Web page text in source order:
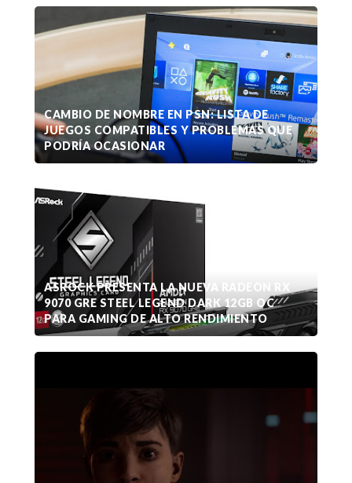
CAMBIO DE NOMBRE EN PSN: LISTA DE
JUEGOS COMPATIBLES Y PROBLEMAS QUE
PODRÍA OCASIONAR
ASROCK PRESENTA LA NUEVA RADEON RX
9070 GRE STEEL LEGEND DARK 12GB OC
PARA GAMING DE ALTO RENDIMIENTO